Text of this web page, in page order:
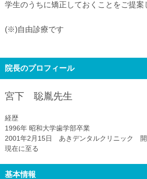
学生のうちに矯正しておくことをご提案
(※)自由診療です
院長のプロフィール
宮下 聡胤先生
経歴
1996年 昭和大学歯学部卒業
2001年2月15日 あきデンタルクリニック
現在に至る
基本情報